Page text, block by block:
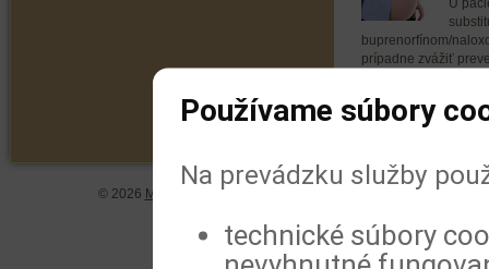
U
buprenorfínom/
prípadne zvážiť
© 2026 MeDitorial | ISSN 1804-0802 | Zásady
Používame súbory
Na prevádzku služby
technické súbory